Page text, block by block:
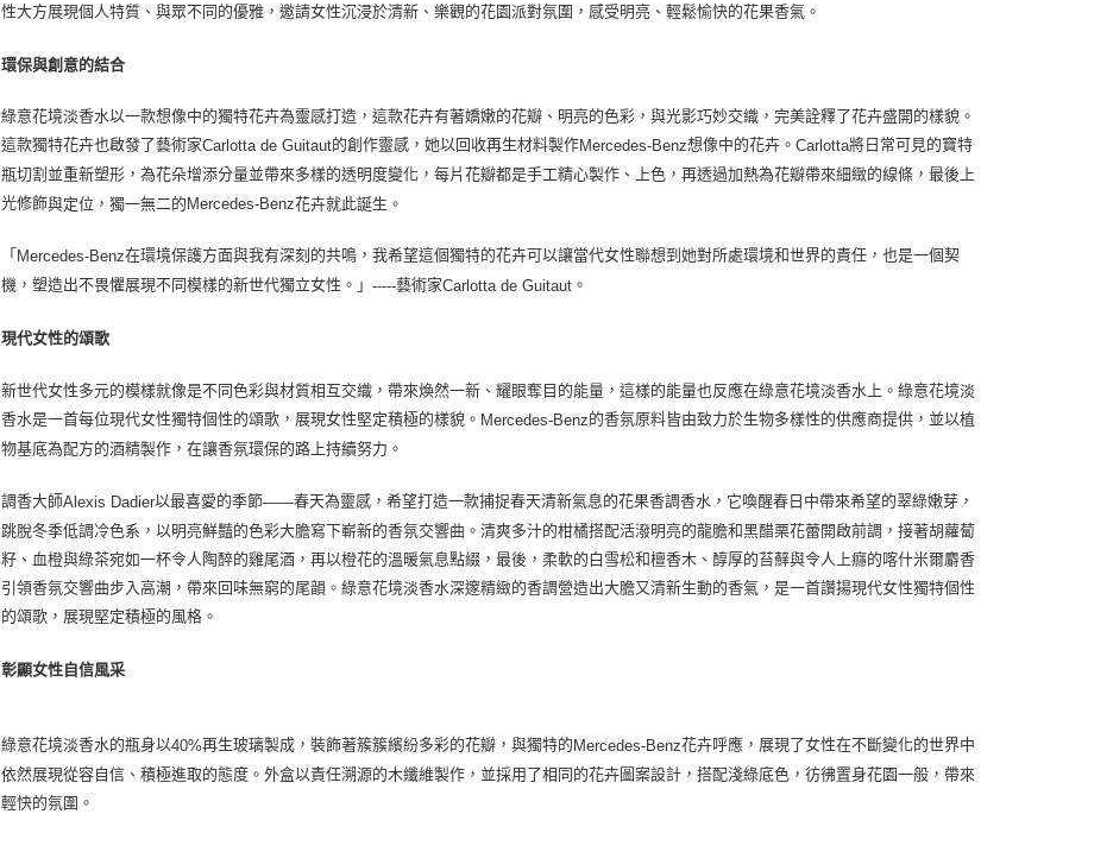
性大方展現個人特質、與眾不同的優雅，邀請女性沉浸於清新、樂觀的花園派對氛圍，感受明亮、輕鬆愉快的花果香氣。
環保與創意的結合
綠意花境淡香水以一款想像中的獨特花卉為靈感打造，這款花卉有著嬌嫩的花瓣、明亮的色彩，與光影巧妙交織，完美詮釋了花卉盛開的樣貌。
這款獨特花卉也啟發了藝術家Carlotta de Guitaut的創作靈感，她以回收再生材料製作Mercedes-Benz想像中的花卉。Carlotta將日常可見的寶特
瓶切割並重新塑形，為花朵增添分量並帶來多樣的透明度變化，每片花瓣都是手工精心製作、上色，再透過加熱為花瓣帶來細緻的線條，最後上
光修飾與定位，獨一無二的Mercedes-Benz花卉就此誕生。
「 Mercedes-Benz在環境保護方面與我有深刻的共鳴，我希望這個獨特的花卉可以讓當代女性聯想到她對所處環境和世界的責任，也是一個契
機，塑造出不畏懼展現不同模樣的新世代獨立女性。」-----藝術家Carlotta de Guitaut 。
現代女性的頌歌
新世代女性多元的模樣就像是不同色彩與材質相互交織，帶來煥然一新、耀眼奪目的能量，這樣的能量也反應在綠意花境淡香水上。綠意花境淡
香水是一首每位現代女性獨特個性的頌歌，展現女性堅定積極的樣貌。 Mercedes-Benz的香氛原料皆由致力於生物多樣性的供應商提供，並以植
物基底為配方的酒精製作，在讓香氛環保的路上持續努力。
調香大師Alexis Dadier以最喜愛的季節——春天為靈感，希望打造一款捕捉春天清新氣息的花果香調香水，它喚醒春日中帶來希望的翠綠嫩芽，
跳脫冬季低調冷色系，以明亮鮮豔的色彩大膽寫下嶄新的香氛交響曲。清爽多汁的柑橘搭配活潑明亮的龍膽和黑醋栗花蕾開啟前調，接著胡蘿蔔
籽、血橙與綠茶宛如一杯令人陶醉的雞尾酒，再以橙花的溫暖氣息點綴，最後，柔軟的白雪松和檀香木、醇厚的苔蘚與令人上癮的喀什米爾麝香
引領香氛交響曲步入高潮，帶來回味無窮的尾韻。綠意花境淡香水深邃精緻的香調營造出大膽又清新生動的香氣，是一首讚揚現代女性獨特個性
的頌歌，展現堅定積極的風格。
彰顯女性自信風采
綠意花境淡香水的瓶身以40%再生玻璃製成，裝飾著簇簇繽紛多彩的花瓣，與獨特的 Mercedes-Benz花卉呼應，展現了女性在不斷變化的世界中
依然展現從容自信、積極進取的態度。外盒以責任溯源的木纖維製作，並採用了相同的花卉圖案設計，搭配淺綠底色，彷彿置身花園一般，帶來
輕快的氛圍。